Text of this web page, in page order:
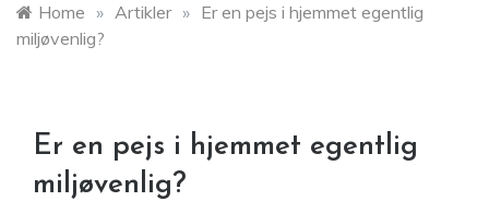
Home » Artikler » Er en pejs i hjemmet egentlig
miljøvenlig?
Er en pejs i hjemmet egentlig
miljøvenlig?